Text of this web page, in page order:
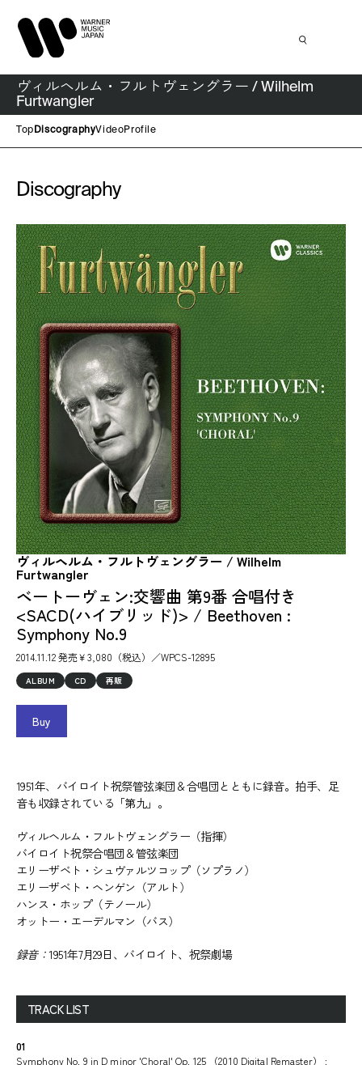
ヴィルヘルム・フルトヴェングラー / Wilhelm
Furtwangler
Top DiscographyVideoProfile
Discography
ヴィルヘルム・フルトヴェングラー / Wilhelm
Furtwangler
ベートーヴェン:交響曲 第9番 合唱付き
<SACD(ハイブリッド)> / Beethoven :
Symphony No.9
2014.11.12 発売￥3,080（税込）／WPCS-12895
ALBUM CD 再販
Buy
1951年、バイロイト祝祭管弦楽団＆合唱団とともに録音。拍手、足
音も収録されている「第九」。
ヴィルヘルム・フルトヴェングラー（指揮）
バイロイト祝祭合唱団＆管弦楽団
エリーザベト・シュヴァルツコップ（ソプラノ）
エリーザベト・ヘンゲン（アルト）
ハンス・ホップ（テノール）
オットー・エーデルマン（バス）
録音：1951年7月29日、バイロイト、祝祭劇場
TRACK LIST
01
Symphony No. 9 in D minor 'Choral' Op. 125 （2010 Digital Remaster） :